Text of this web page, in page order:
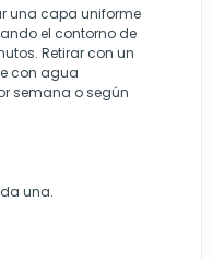
una capa uniforme
el contorno de
Retirar con un
con agua
semana o según
una.